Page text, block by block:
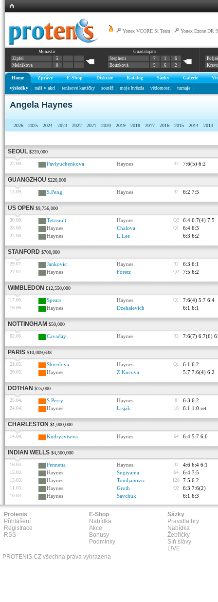
Yonex VCORE Si Team Yonex Ezone DR
Monastir
Zipfel
5
Melnikova
0
Guadalajara
Stephens
7 1
6
Bouzková
5 6 2
Home Zprávy E-Shop Diskuze Katalog Sázky Galerie
výsledky
naši v akci tenisové kartičky soutěž moje hvězda vědomosti turnaje
Angela Haynes
2026 2025 2024 2023 2022 2021 2020 2019 2018 2017 2016 2015 2014 2013
SEOUL $220,000
22.09. Pavlyuchenkova Haynes 32 7:6(5) 6:2
GUANGZHOU $220,000
15.09. S.Peng Haynes 32 6:2 7:5
US OPEN $9,756,000
30.08. Tetreault Haynes Q2 6:4 6:7(4) 7:5
28.08. Haynes Chalova Q1 6:4 6:3
27.08. Haynes L.Lee 6:3 6:2
STANFORD $700,000
29.07. Jankovic Haynes 32 6:3 6:1
27.07. Haynes Foretz Q2 7:5 6:2
WIMBLEDON £12,550,000
17.06. Spears Haynes Q1 7:6(4) 5:7 6:4
16.06. Haynes Dzehalevich 6:1 6:1
NOTTINGHAM $50,000
02.06. Cavaday Haynes 32 7:6(7) 6:7(6)
PARIS $10,009,638
21.05. Shvedova Haynes Q1 6:1 6:2
20.05. Haynes Z.Kucova 5:7 7:6(4) 6:2
DOTHAN $75,000
25.04. S.Perry Haynes 8 6:3 6:2
24.04. Haynes Lisjak 16 6:1 1:0 ret.
CHARLESTON $1,000,000
14.04. Kudryavtseva Haynes 64 6:4 5:7 6:0
INDIAN WELLS $4,500,000
16.03. Pennetta Haynes 32 4:6 6:4 6:1
15.03. Haynes Sugiyama 64 6:4 7:5
13.03. Haynes Tomljanovic 128 7:5 6:2
11.03. Haynes Groth Q2 6:3 7:6(2)
10.03. Haynes Savchuk 6:1 6:3
Protenis
Přihlášení
Registrace
RSS
E-Shop
Nabídka
Akce
Bonusy
Podmínky
Sázky
Pravidla hry
Nabídka
Žebříčky
Síň slávy
L!VE
PROTENIS.CZ všechna práva vyhrazena